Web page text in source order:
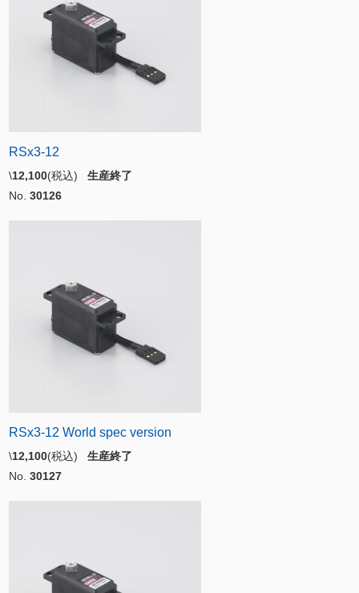
RSx3-12
\12,100(税込) 生産終了
No. 30126
RSx3-12 World spec version
\12,100(税込) 生産終了
No. 30127